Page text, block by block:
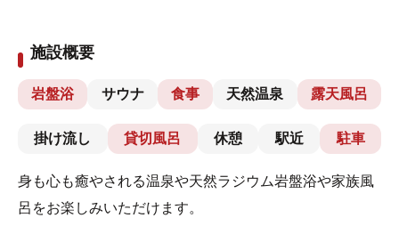
施設概要
岩盤浴 サウナ 食事 天然温泉 露天風呂
掛け流し 貸切風呂 休憩 駅近 駐車
身も心も癒やされる温泉や天然ラジウム岩盤浴や家族風
呂をお楽しみいただけます。